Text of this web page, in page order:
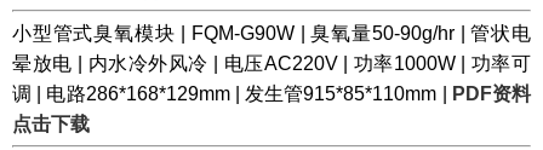
小型管式臭氧模块 | FQM-G90W | 臭氧量50-90g/hr | 管状电
晕放电 | 内水冷外风冷 | 电压AC220V | 功率1000W | 功率可
调 | 电路286*168*129mm | 发生管915*85*110mm |
PDF资料
点击下载